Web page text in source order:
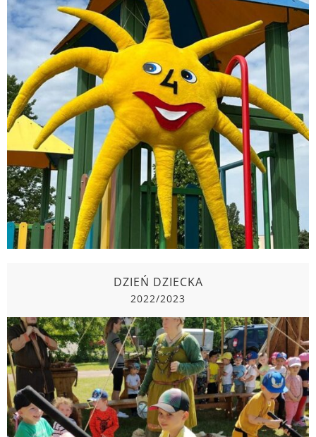
MINI SPARTAKIADA DLA DZIECI Z
NIEPEŁNOSPRAWNOŚCIĄ
2022/2023
DZIEŃ DZIECKA
2022/2023